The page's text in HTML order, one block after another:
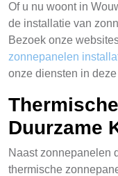
Of u nu woont in
de installatie van
Bezoek onze
zonnepanelen
onze diensten in
Duurzame
Naast zonnepanelen
thermische